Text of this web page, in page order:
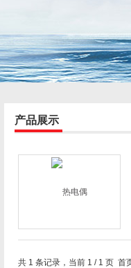
产品展示
共 1 条记录，当前 1 / 1 页